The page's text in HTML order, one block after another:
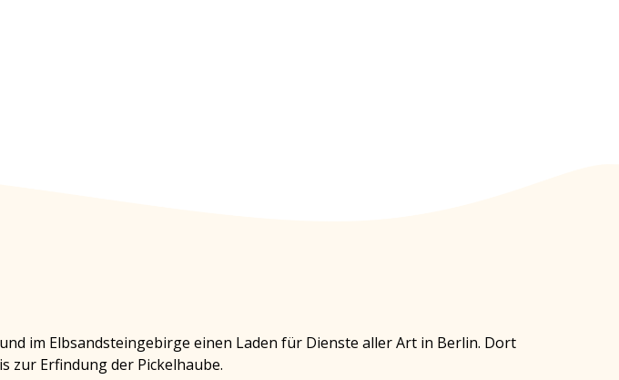
im Elbsandsteingebirge einen Laden für Dienste aller Art in Berlin. Dort
zur Erfindung der Pickelhaube.